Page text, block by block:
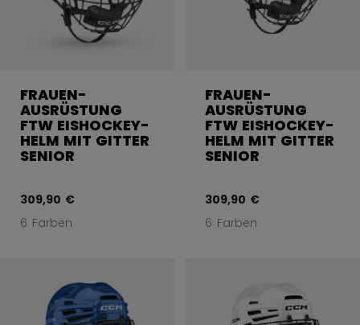
FRAUEN-
AUSRÜSTUNG
FTW EISHOCKEY-
HELM MIT GITTER
SENIOR
309,90 €
6 Farben
FRAUEN-
AUSRÜSTUNG
FTW EISHOCKEY-
HELM MIT GITTER
SENIOR
309,90 €
6 Farben